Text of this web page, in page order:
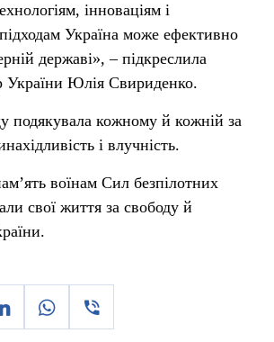
інноваціям і
Україна може ефективно
державі», – підкреслила
України Юлія Свириденко.
подякувала кожному й кожній за
і влучність.
воїнам Сил безпілотних
свої життя за свободу й